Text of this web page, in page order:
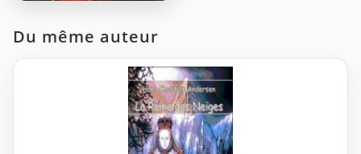
Du même auteur